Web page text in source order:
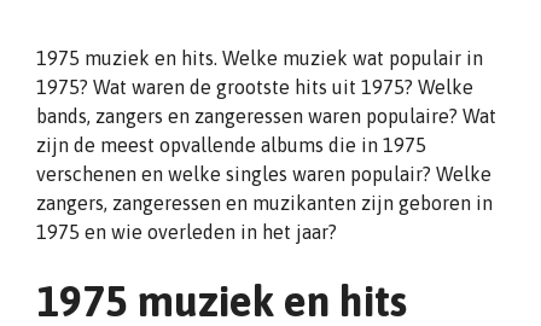
1975 muziek en hits. Welke muziek wat populair in
1975? Wat waren de grootste hits uit 1975? Welke
bands, zangers en zangeressen waren populaire? Wat
zijn de meest opvallende albums die in 1975
verschenen en welke singles waren populair? Welke
zangers, zangeressen en muzikanten zijn geboren in
1975 en wie overleden in het jaar?
1975 muziek en hits